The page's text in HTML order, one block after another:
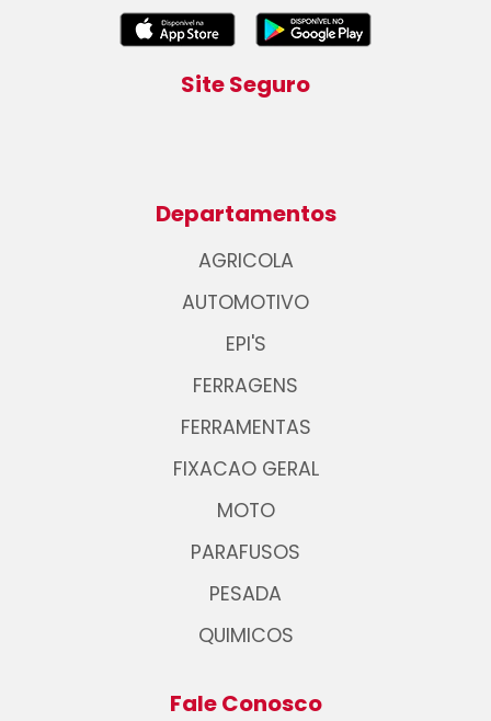
Site Seguro
Departamentos
AGRICOLA
AUTOMOTIVO
EPI'S
FERRAGENS
FERRAMENTAS
FIXACAO GERAL
MOTO
PARAFUSOS
PESADA
QUIMICOS
Fale Conosco